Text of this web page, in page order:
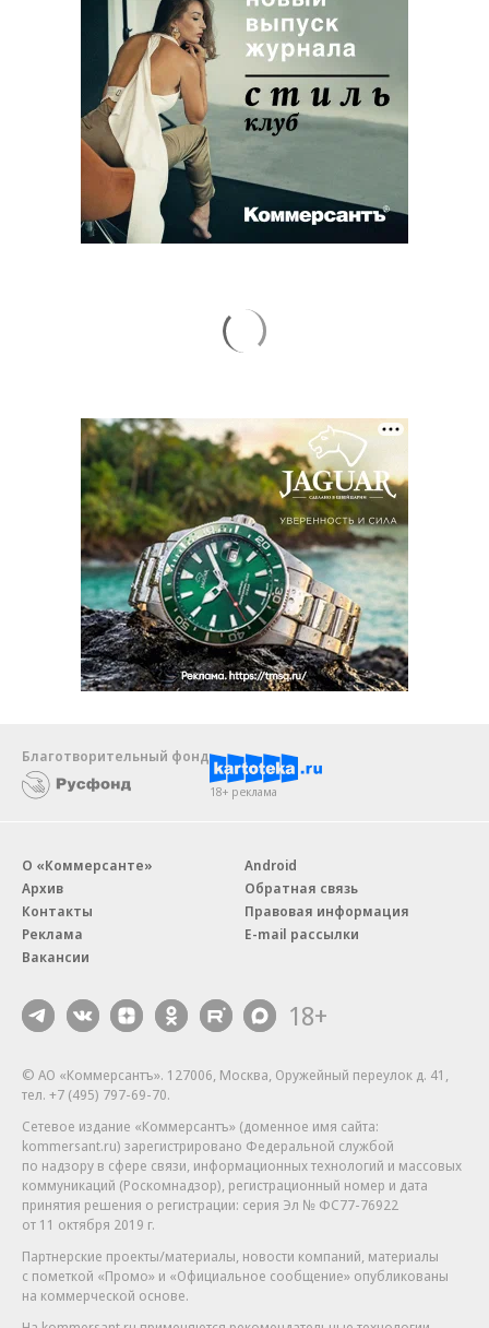
Благотворительный фонд
18+ реклама
О «Коммерсанте»
Архив
Контакты
Реклама
Вакансии
Android
Обратная связь
Правовая информация
E-mail рассылки
18+
© АО «Коммерсантъ». 127006, Москва, Оружейный переулок д. 41,
тел. +7 (495) 797-69-70.
Сетевое издание «Коммерсантъ» (доменное имя сайта:
kommersant.ru) зарегистрировано Федеральной службой
по надзору в сфере связи, информационных технологий и массовых
коммуникаций (Роскомнадзор), регистрационный номер и дата
принятия решения о регистрации: серия Эл № ФС77-76922
от 11 октября 2019 г.
Партнерские проекты/материалы, новости компаний, материалы
с пометкой «Промо» и «Официальное сообщение» опубликованы
на коммерческой основе.